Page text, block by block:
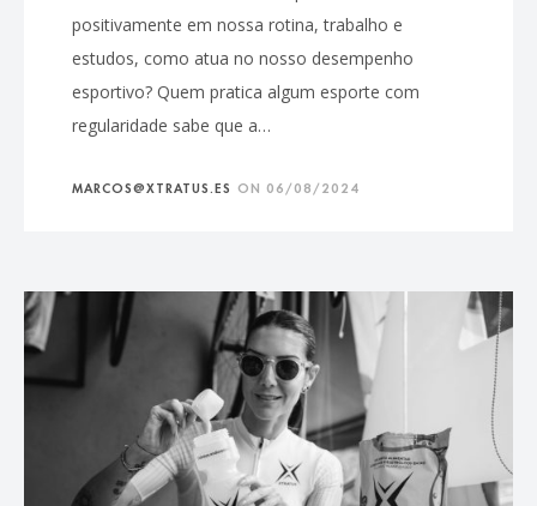
positivamente em nossa rotina, trabalho e
estudos, como atua no nosso desempenho
esportivo? Quem pratica algum esporte com
regularidade sabe que a…
MARCOS@XTRATUS.ES ON 06/08/2024